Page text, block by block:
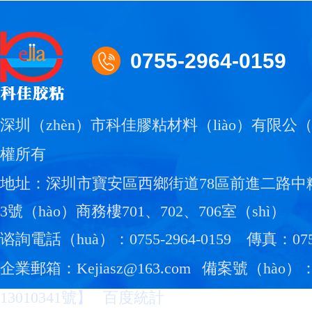
0755-2964-0159
深圳（zhèn）市科佳膠粘材料（liào）有限公
權所有
地址：深圳市寶安區西鄉街道78區前進二路中
3號（hào）商務樓701、702、706室（shì）
谘詢電話（huà）：0755-2964-0159
傳真：
企業郵箱：Kejiasz@163.com
備案號（hào）
13010341號 】 百度統計